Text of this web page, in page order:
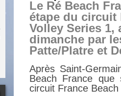
Le Ré Beach
étape du circuit
Volley Series 1,
dimanche par
Patte/Platre et
Après Saint-
Beach France que
circuit France